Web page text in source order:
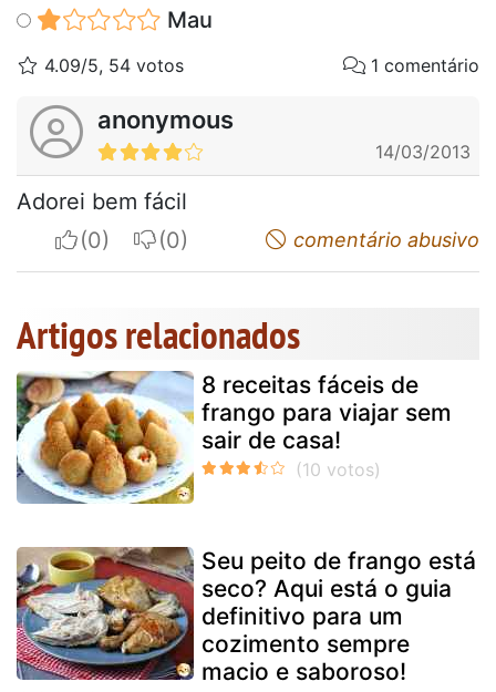
Mau
4.09/5, 54 votos 1 comentário
anonymous
14/03/2013
Adorei bem fácil
I apreciateI do not appreciatecomentário abusivo
Artigos relacionados
8 receitas fáceis de
frango para viajar sem
sair de casa!
Seu peito de frango está
seco? Aqui está o guia
definitivo para um
cozimento sempre
macio e saboroso!